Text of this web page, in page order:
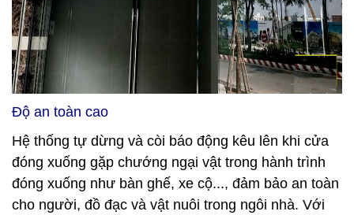
Độ an toàn cao
Hệ thống tự dừng và còi báo động kêu lên khi cửa
đóng xuống gặp chướng ngại vật trong hành trình
đóng xuống như bàn ghế, xe cộ..., đảm bảo an toàn
cho người, đồ đạc và vật nuôi trong ngôi nhà. Với